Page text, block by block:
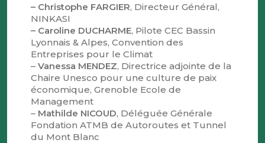
– Christophe FARGIER, Directeur Général,
NINKASI
– Caroline DUCHARME, Pilote CEC Bassin
Lyonnais & Alpes, Convention des
Entreprises pour le Climat
–Vanessa MENDEZ, Directrice adjointe de la
Chaire Unesco pour une culture de paix
économique, Grenoble Ecole de
Management
– Mathilde NICOUD, Déléguée Générale
Fondation ATMB de Autoroutes et Tunnel
du Mont Blanc